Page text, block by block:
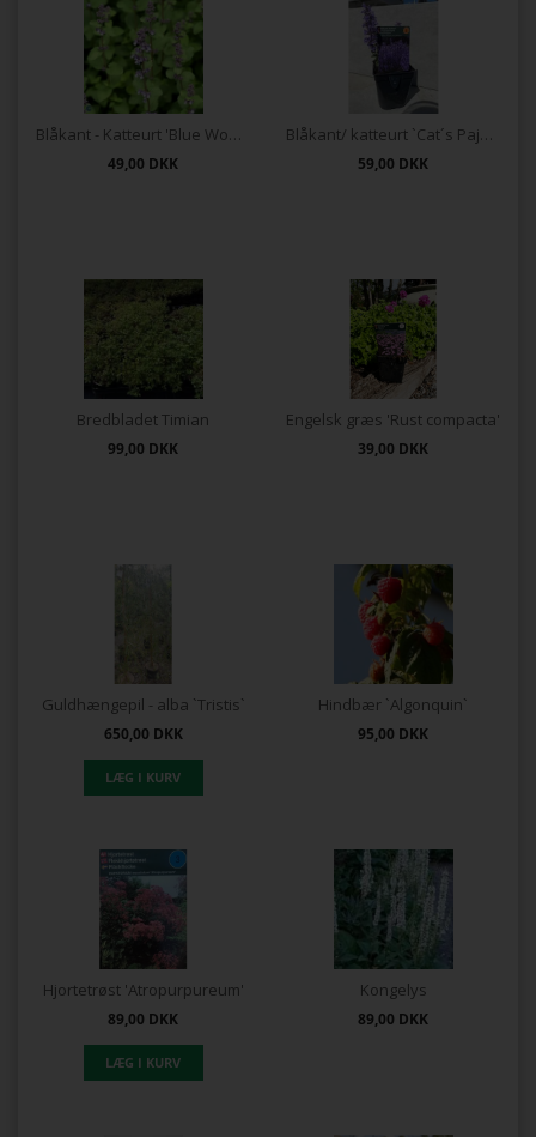
Blåkant - Katteurt 'Blue Wonder'
49,00 DKK
Blåkant/ katteurt `Cat´s Pajamas`
59,00 DKK
Bredbladet Timian
99,00 DKK
Engelsk græs 'Rust compacta'
39,00 DKK
Guldhængepil - alba `Tristis`
650,00 DKK
Hindbær `Algonquin`
95,00 DKK
Hjortetrøst 'Atropurpureum'
89,00 DKK
Kongelys
89,00 DKK